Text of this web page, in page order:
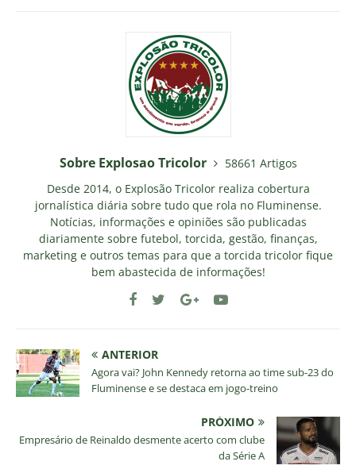
Sobre Explosao Tricolor
58661 Artigos
Desde 2014, o Explosão Tricolor realiza cobertura
jornalística diária sobre tudo que rola no Fluminense.
Notícias, informações e opiniões são publicadas
diariamente sobre futebol, torcida, gestão, finanças,
marketing e outros temas para que a torcida tricolor fique
bem abastecida de informações!
ANTERIOR
Agora vai? John Kennedy retorna ao time sub-23 do
Fluminense e se destaca em jogo-treino
PRÓXIMO
Empresário de Reinaldo desmente acerto com clube
da Série A